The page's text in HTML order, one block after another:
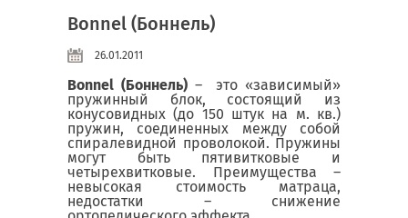
Bonnel (Боннель)
26.01.2011
Bonnel (Боннель)– это «зависимый»
пружинный блок, состоящий из
конусовидных (до 150 штук на м. кв.)
пружин, соединенных между собой
спиралевидной проволокой. Пружины
могут быть пятивитковые и
четырехвитковые. Преимущества –
невысокая стоимость матраца,
недостатки – снижение